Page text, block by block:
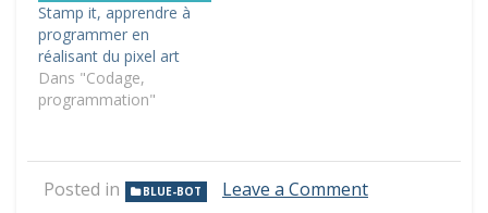
Stamp it, apprendre à
programmer en
réalisant du pixel art
Dans "Codage,
programmation"
Posted in BLUE-BOT Leave a Commenton